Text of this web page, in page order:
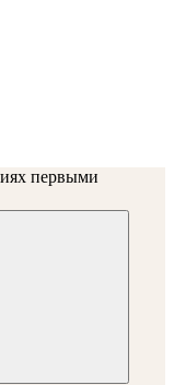
первыми